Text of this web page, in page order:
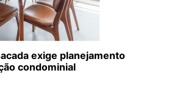
exige planejamento
condominial